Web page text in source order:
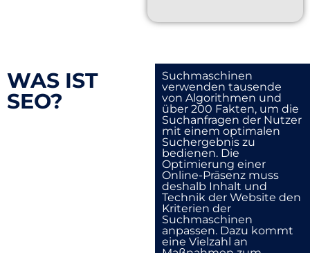
WAS IST
SEO?
Suchmaschinen
verwenden tausende
von Algorithmen und
über 200 Fakten, um die
Suchanfragen der Nutzer
mit einem optimalen
Suchergebnis zu
bedienen. Die
Optimierung einer
Online-Präsenz muss
deshalb Inhalt und
Technik der Website den
Kriterien der
Suchmaschinen
anpassen. Dazu kommt
eine Vielzahl an